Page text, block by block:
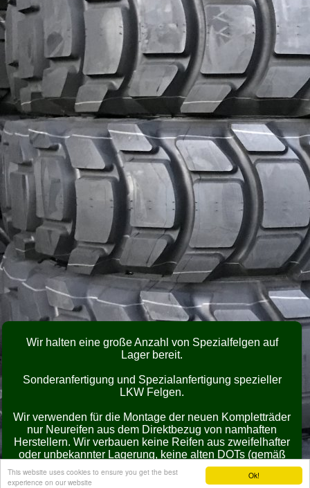
Ok!
This website uses cookies to ensure you get the best
experience on our website
Wir halten eine große Anzahl von Spezialfelgen auf
Lager bereit.
Sonderanfertigung und Spezialanfertigung spezieller
LKW Felgen.
Wir verwenden für die Montage der neuen Kompletträder
nur Neureifen aus dem Direktbezug von namhaften
Herstellern. Wir verbauen keine Reifen aus zweifelhafter
oder unbekannter Lagerung, keine alten DOTs (gemäß
BRV Empfehlungen) und keine Gebrauchtreifen oder
Runderneuerungen. Wir liefern ausschließlich zu